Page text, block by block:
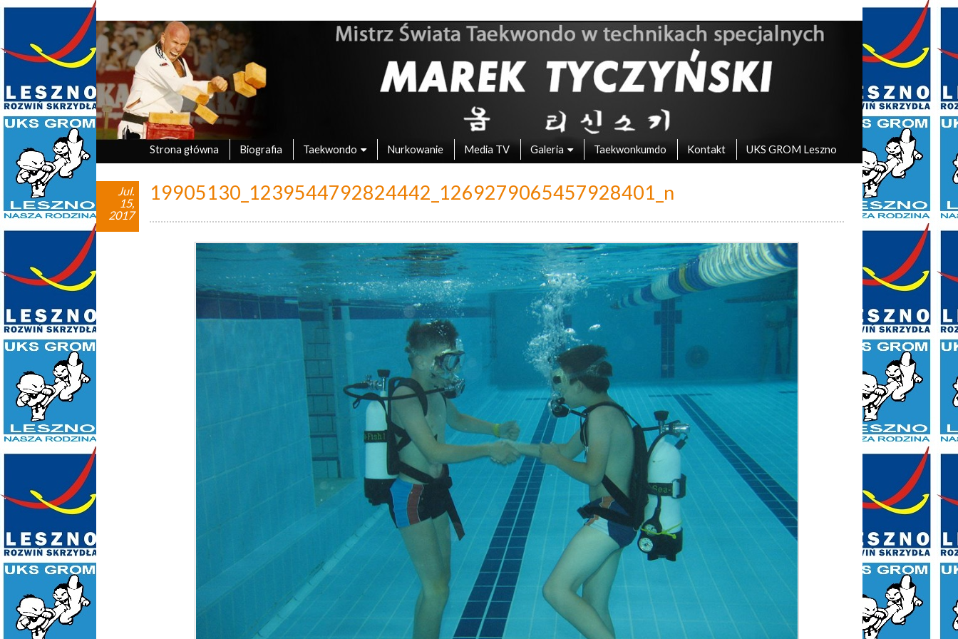
Marek Tyczyński – Mistrz Świata w Taekwondo
oficjalna strona UKS Grom Leszno
Strona główna Biografia Taekwondo Nurkowanie Media TV Galeria Taekwonkumdo Kontakt UKS GROM Leszno
19905130_1239544792824442_1269279065457928401_n
Jul.
15,
2017